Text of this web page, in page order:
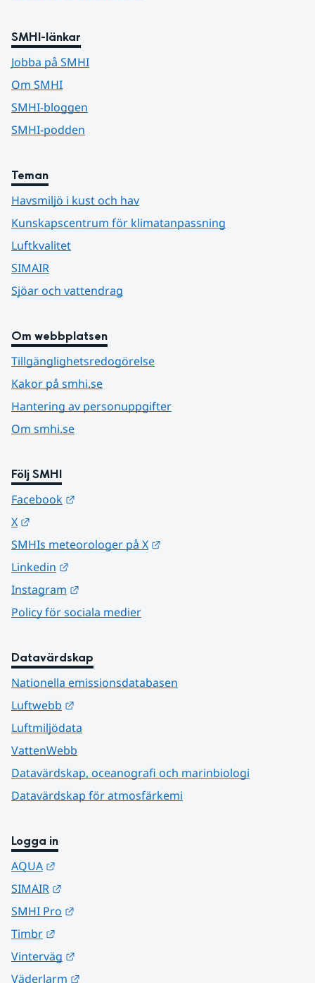
SMHI-länkar
Jobba på SMHI
Om SMHI
SMHI-bloggen
SMHI-podden
Teman
Havsmiljö i kust och hav
Kunskapscentrum för klimatanpassning
Luftkvalitet
SIMAIR
Sjöar och vattendrag
Om webbplatsen
Tillgänglighetsredogörelse
Kakor på smhi.se
Hantering av personuppgifter
Om smhi.se
Följ SMHI
Facebook
X
SMHIs meteorologer på X
Linkedin
Instagram
Policy för sociala medier
Datavärdskap
Nationella emissionsdatabasen
Luftwebb
Luftmiljödata
VattenWebb
Datavärdskap, oceanografi och marinbiologi
Datavärdskap för atmosfärkemi
Logga in
AQUA
SIMAIR
SMHI Pro
Timbr
Vinterväg
Väderlarm